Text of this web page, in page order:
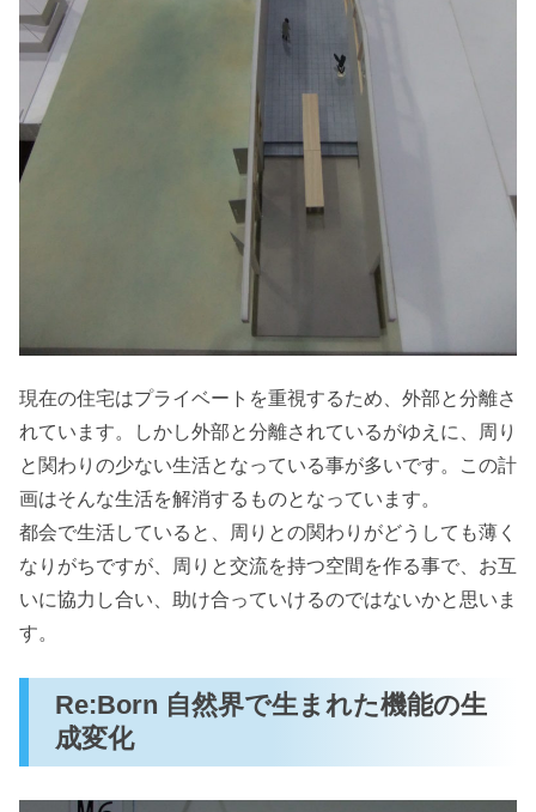
現在の住宅はプライベートを重視するため、外部と分離さ
れています。しかし外部と分離されているがゆえに、周り
と関わりの少ない生活となっている事が多いです。この計
画はそんな生活を解消するものとなっています。
都会で生活していると、周りとの関わりがどうしても薄く
なりがちですが、周りと交流を持つ空間を作る事で、お互
いに協力し合い、助け合っていけるのではないかと思いま
す。
Re:Born 自然界で生まれた機能の生
成変化